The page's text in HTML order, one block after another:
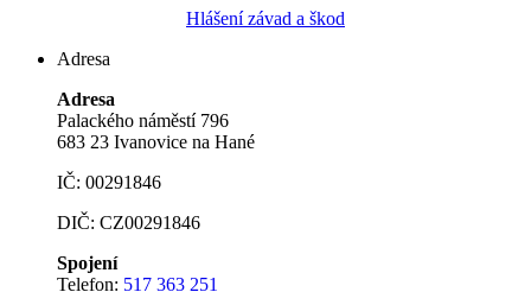
Hlášení závad a škod
Adresa
Adresa
Palackého náměstí 796
683 23 Ivanovice na Hané
IČ: 00291846
DIČ: CZ00291846
Spojení
Telefon: 517 363 251